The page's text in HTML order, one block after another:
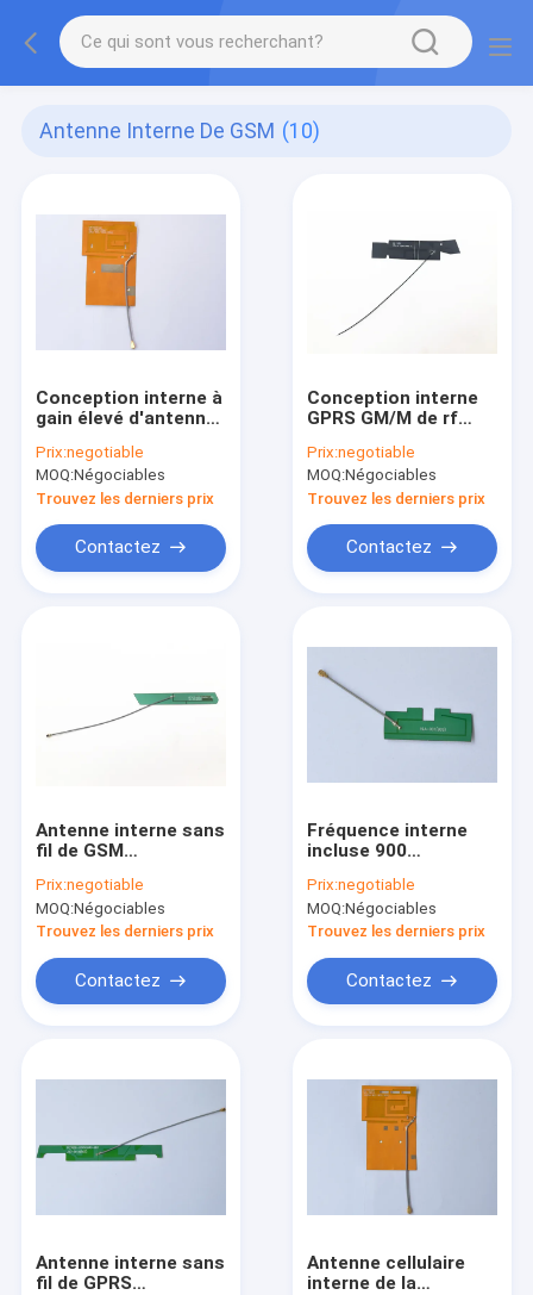
Antenne Interne De GSM (10)
Conception interne à
gain élevé d'antenne
DB GSM mégahertz
WIFI de l'antenne 868
Prix:negotiable
MOQ:Négociables
Trouvez les derniers prix
Contactez
Conception interne
GPRS GM/M de rf
ouverte FPC de puce
du câble adaptée aux
besoins du client
Prix:negotiable
MOQ:Négociables
Trouvez les derniers prix
Contactez
Antenne interne sans
fil de GSM
ohms, antenne du DB
10 pour la machine
de position
Prix:negotiable
MOQ:Négociables
Trouvez les derniers prix
Contactez
Fréquence interne
incluse 900
1800mhz
Prix:negotiable
MOQ:Négociables
Trouvez les derniers prix
Contactez
Antenne interne sans
fil de GPRS
Antenne cellulaire
interne de la